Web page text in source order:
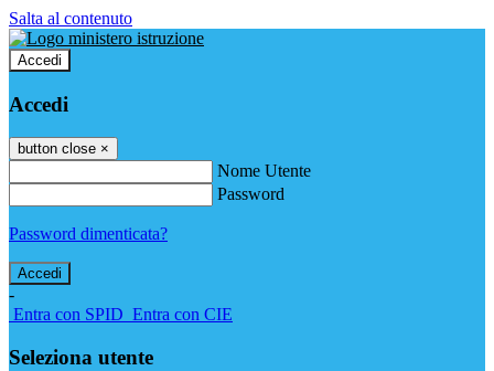
Salta al contenuto
Accedi
Accedi
button close ×
Nome Utente
Password
Password dimenticata?
-
Entra con SPID Entra con CIE
Seleziona utente